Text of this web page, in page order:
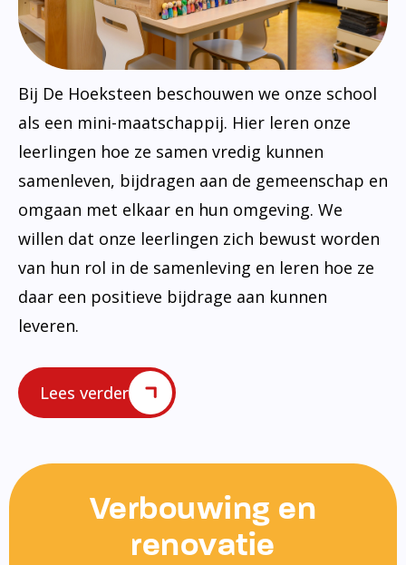
Bij De Hoeksteen beschouwen we onze school
als een mini-maatschappij. Hier leren onze
leerlingen hoe ze samen vredig kunnen
samenleven, bijdragen aan de gemeenschap en
omgaan met elkaar en hun omgeving. We
willen dat onze leerlingen zich bewust worden
van hun rol in de samenleving en leren hoe ze
daar een positieve bijdrage aan kunnen
leveren.
Lees verder
Verbouwing en
renovatie